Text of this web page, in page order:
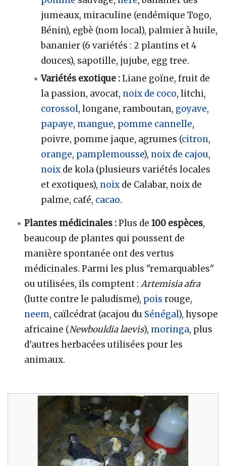
jumeaux, miraculine (endémique Togo,
Bénin), egbè (nom local), palmier à huile,
bananier (6 variétés : 2 plantins et 4
douces), sapotille, jujube, egg tree.
Variétés exotique :Liane goïne, fruit de
la passion, avocat, noix de coco, litchi,
corossol, longane, ramboutan, goyave,
papaye, mangue, pomme cannelle,
poivre, pomme jaque, agrumes (citron,
orange, pamplemousse), noix de cajou,
noix de kola (plusieurs variétés locales
et exotiques), noix de Calabar, noix de
palme, café, cacao.
Plantes médicinales :Plus de100 espèces,
beaucoup de plantes qui poussent de
manière spontanée ont des vertus
médicinales. Parmi les plus "remarquables"
ou utilisées, ils comptent :Artemisia afra
(lutte contre le paludisme), pois rouge,
neem, caïlcédrat (acajou du Sénégal), hysope
africaine (Newbouldia laevis), moringa, plus
d'autres herbacées utilisées pour les
animaux.